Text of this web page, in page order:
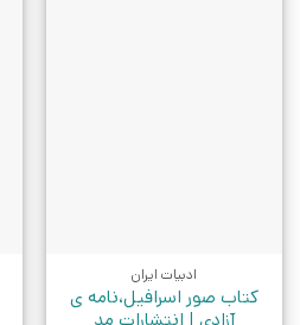
ادبیات ایران
کتاب صور اسرافیل،نامه ی